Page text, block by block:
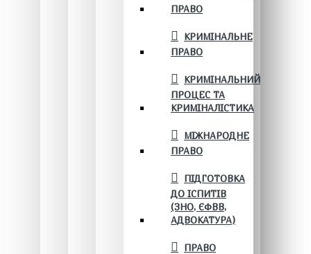
ПРАВО
КРИМІНАЛЬНЕ
ПРАВО
КРИМІНАЛЬНИЙ
ПРОЦЕС ТА
КРИМІНАЛІСТИКА
МІЖНАРОДНЕ
ПРАВО
ПІДГОТОВКА
ДО ІСПИТІВ
(ЗНО, ЄФВВ,
АДВОКАТУРА)
ПРАВО